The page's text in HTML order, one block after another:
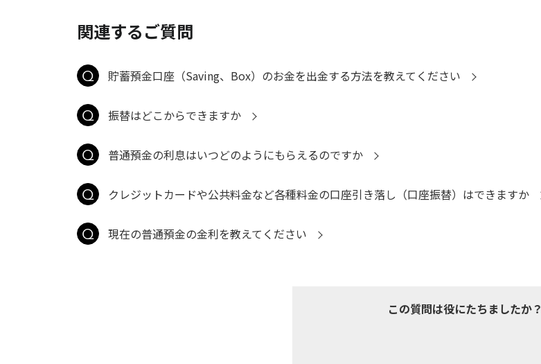
関連するご質問
貯蓄預金口座（Saving、Box）のお金を出金する方法を教えてください
振替はどこからできますか
普通預金の利息はいつどのようにもらえるのですか
クレジットカードや公共料金など各種料金の口座引き落し（口座振替）はできますか
現在の普通預金の金利を教えてください
この質問は役にたちましたか？